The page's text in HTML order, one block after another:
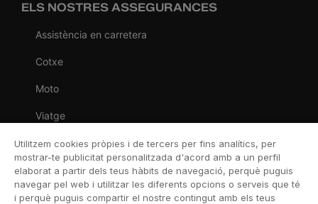
ELS NOSTRES ASSEGURANCES
Assistència en carretera
Cotxe
Moto
Viatge
Llar
Vida
Decessos
Utilitzem cookies pròpies i de tercers per fins analítics, per
mostrar-te publicitat personalitzada d'acord amb a un perfil
elaborat a partir dels teus hàbits de navegació, perquè puguis
navegar pel web i utilitzar les diferents opcions o serveis que té
i perquè puguis compartir el nostre contingut amb els teus